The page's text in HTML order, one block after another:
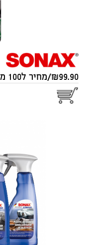
99.90/מחיר ל100 מ"ל